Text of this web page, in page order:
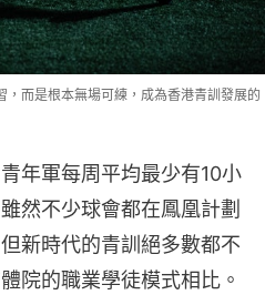
而是根本無場可練，成為香港青訓發展的
年軍每周平均最少有10小
然不少球會都在鳳凰計劃
新時代的青訓絕多數都不
院的職業學徒模式相比。